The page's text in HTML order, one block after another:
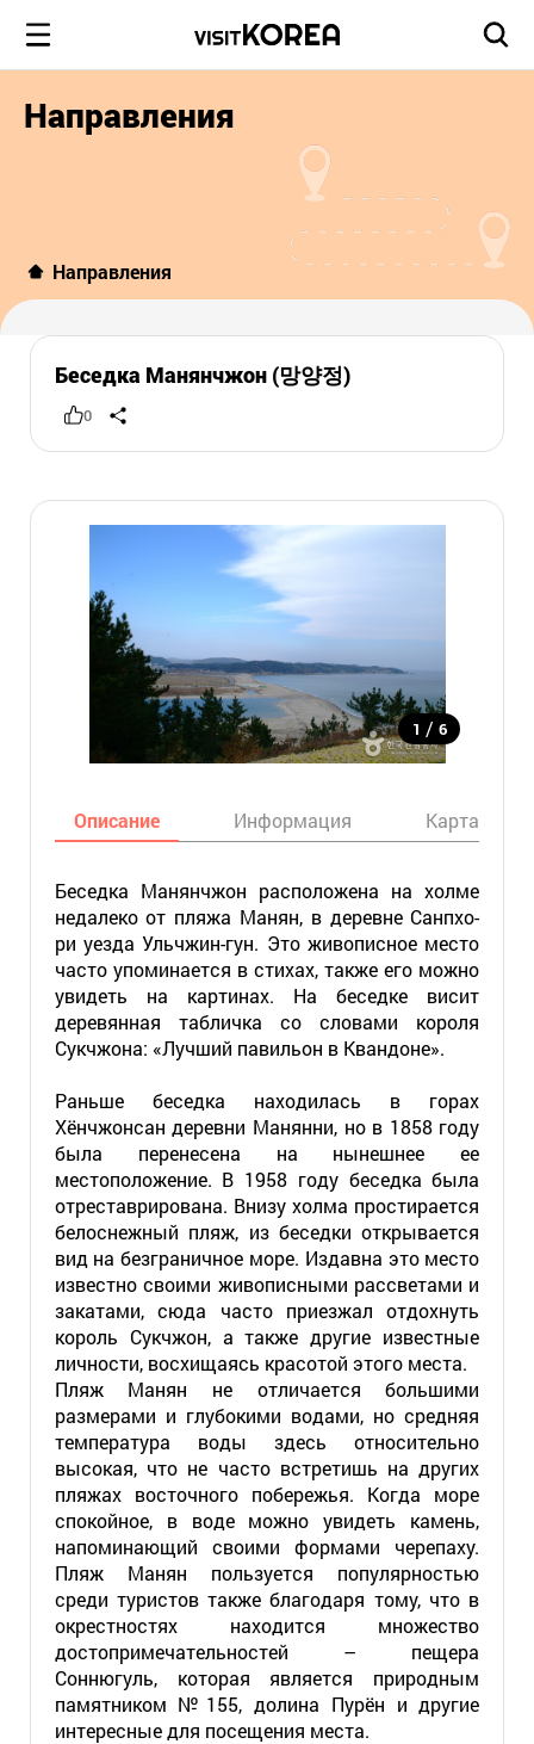
Направления
Направления
Беседка Манянчжон (망양정)
0
1 / 6
Описание Информация Карта
Беседка Манянчжон расположена на холме
недалеко от пляжа Манян, в деревне Санпхо-
ри уезда Ульчжин-гун. Это живописное место
часто упоминается в стихах, также его можно
увидеть на картинах. На беседке висит
деревянная табличка со словами короля
Сукчжона: «Лучший павильон в Квандоне».
Раньше беседка находилась в горах
Хёнчжонсан деревни Манянни, но в 1858 году
была перенесена на нынешнее ее
местоположение. В 1958 году беседка была
отреставрирована. Внизу холма простирается
белоснежный пляж, из беседки открывается
вид на безграничное море. Издавна это место
известно своими живописными рассветами и
закатами, сюда часто приезжал отдохнуть
король Сукчжон, а также другие известные
личности, восхищаясь красотой этого места.
Пляж Манян не отличается большими
размерами и глубокими водами, но средняя
температура воды здесь относительно
высокая, что не часто встретишь на других
пляжах восточного побережья. Когда море
спокойное, в воде можно увидеть камень,
напоминающий своими формами черепаху.
Пляж Манян пользуется популярностью
среди туристов также благодаря тому, что в
окрестностях находится множество
достопримечательностей – пещера
Соннюгуль, которая является природным
памятником №155, долина Пурён и другие
интересные для посещения места.